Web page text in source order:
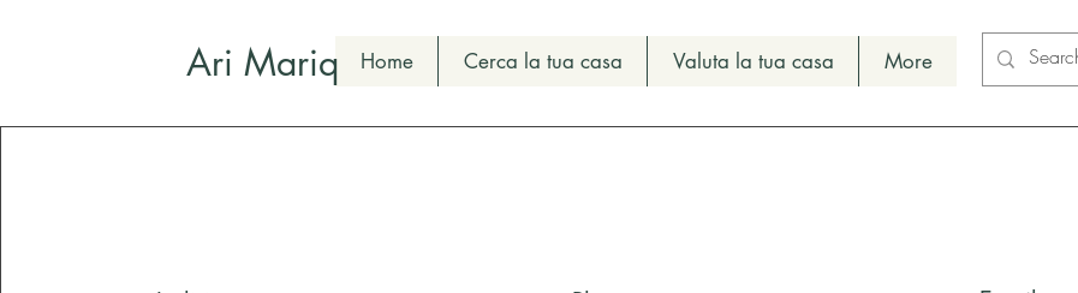
Ari Mariq Home Cerca la tua casa Valuta la tua casa More